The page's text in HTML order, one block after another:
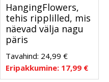
HangingFlowers,
tehis ripplilled, mis
näevad välja nagu
päris
Tavahind: 24,99 €
Eripakkumine: 17,99 €